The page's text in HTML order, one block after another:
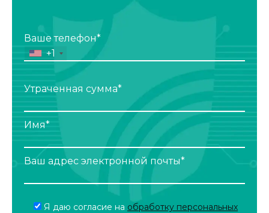
Ваше телефон*
+1
Утраченная сумма*
Имя*
Ваш адрес электронной почты*
Я даю согласие на обработку персональных